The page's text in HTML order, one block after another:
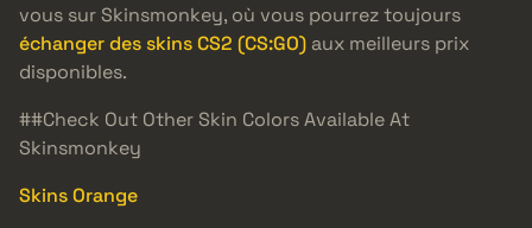
vous sur Skinsmonkey, où vous pourrez toujours
échanger des skins CS2 (CS:GO) aux meilleurs prix
disponibles.
##Check Out Other Skin Colors Available At
Skinsmonkey
Skins Orange